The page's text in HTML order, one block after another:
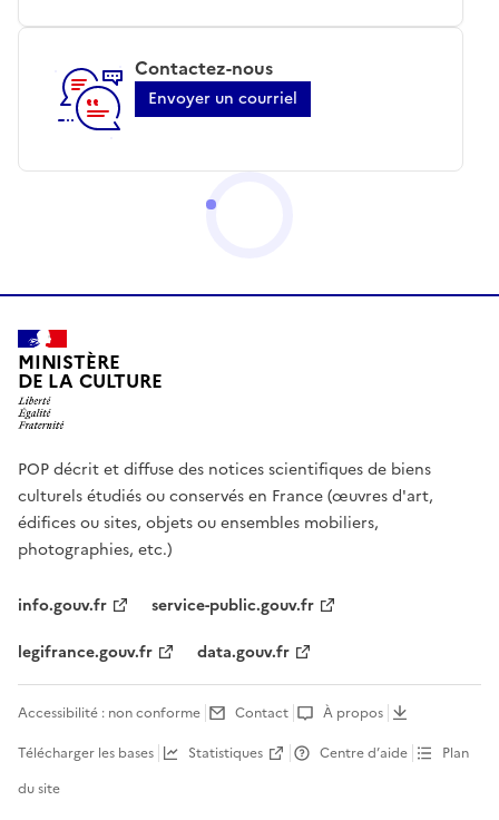
Contactez-nous
Envoyer un courriel
MINISTÈRE
DE LA CULTURE
POP décrit et diffuse des notices scientifiques de biens
culturels étudiés ou conservés en France (œuvres d'art,
édifices ou sites, objets ou ensembles mobiliers,
photographies, etc.)
info.gouv.fr
service-public.gouv.fr
legifrance.gouv.fr
data.gouv.fr
Accessibilité : non conforme Contact
À propos
Télécharger les bases
Statistiques Centre d’aide
Plan
du site